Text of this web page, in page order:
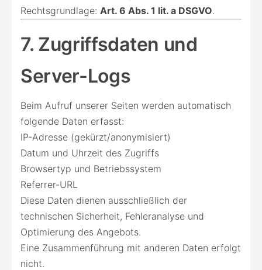
Rechtsgrundlage: Art. 6 Abs. 1 lit. a DSGVO.
7. Zugriffsdaten und
Server-Logs
Beim Aufruf unserer Seiten werden automatisch
folgende Daten erfasst:
IP-Adresse (gekürzt/anonymisiert)
Datum und Uhrzeit des Zugriffs
Browsertyp und Betriebssystem
Referrer-URL
Diese Daten dienen ausschließlich der
technischen Sicherheit, Fehleranalyse und
Optimierung des Angebots.
Eine Zusammenführung mit anderen Daten erfolgt
nicht.